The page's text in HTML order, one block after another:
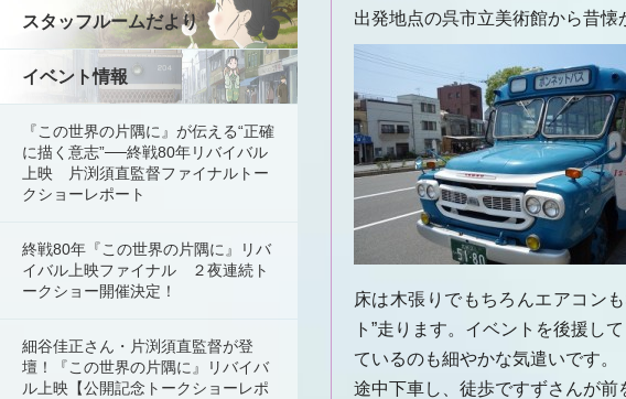
出発地点の呉市立美術館から昔懐
床は木張りでもちろんエアコン
ト”走ります。イベントを後援し
ているのも細やかな気遣いです。
途中下車し、徒歩ですずさんが前
スタッフルームだより
イベント情報
『この世界の片隅に』が伝える“正確
に描く意志”──終戦80年リバイバル
上映 片渕須直監督ファイナルトー
クショーレポート
終戦80年『この世界の片隅に』リバ
イバル上映ファイナル ２夜連続ト
ークショー開催決定！
細谷佳正さん・片渕須直監督が登
壇！『この世界の片隅に』リバイバ
ル上映【公開記念トークショーレポ